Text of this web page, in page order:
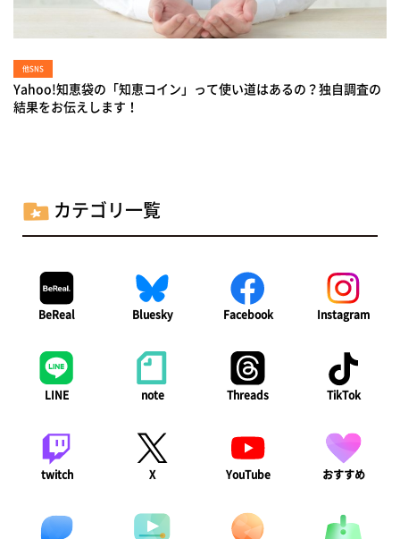
他SNS
Yahoo!知恵袋の「知恵コイン」って使い道はあるの？独自調査の
結果をお伝えします！
カテゴリ一覧
BeReal Bluesky Facebook Instagram
LINE note Threads TikTok
twitch X YouTube おすすめ